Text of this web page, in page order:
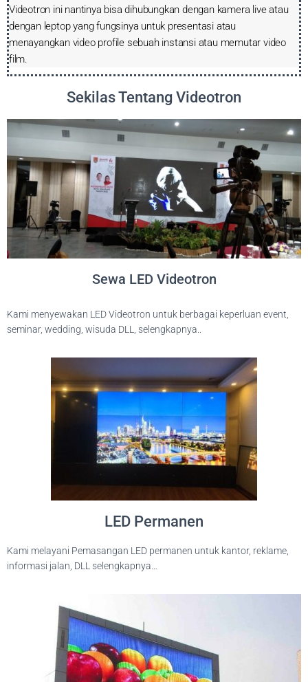
Videotron ini nantinya bisa dihubungkan dengan kamera live atau
dengan leptop yang fungsinya untuk presentasi atau
menayangkan video profile sebuah instansi atau memutar video
film.
Sekilas Tentang Videotron
Sewa LED Videotron
Kami menyewakan LED Videotron untuk berbagai keperluan event,
seminar, wedding, wisuda DLL, selengkapnya..
LED Permanen
Kami melayani Pemasangan LED permanen untuk kantor, reklame,
informasi jalan, DLL selengkapnya…